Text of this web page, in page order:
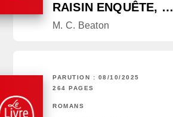
RAISIN ENQUÊTE, …
M. C. Beaton
PARUTION : 08/10/2025
264 PAGES
ROMANS